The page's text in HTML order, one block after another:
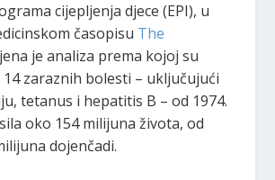
cijepljenja djece (EPI), u
časopisu The
je analiza prema kojoj su
zaraznih bolesti – uključujući
tetanus i hepatitis B – od 1974.
oko 154 milijuna života, od
dojenčadi.